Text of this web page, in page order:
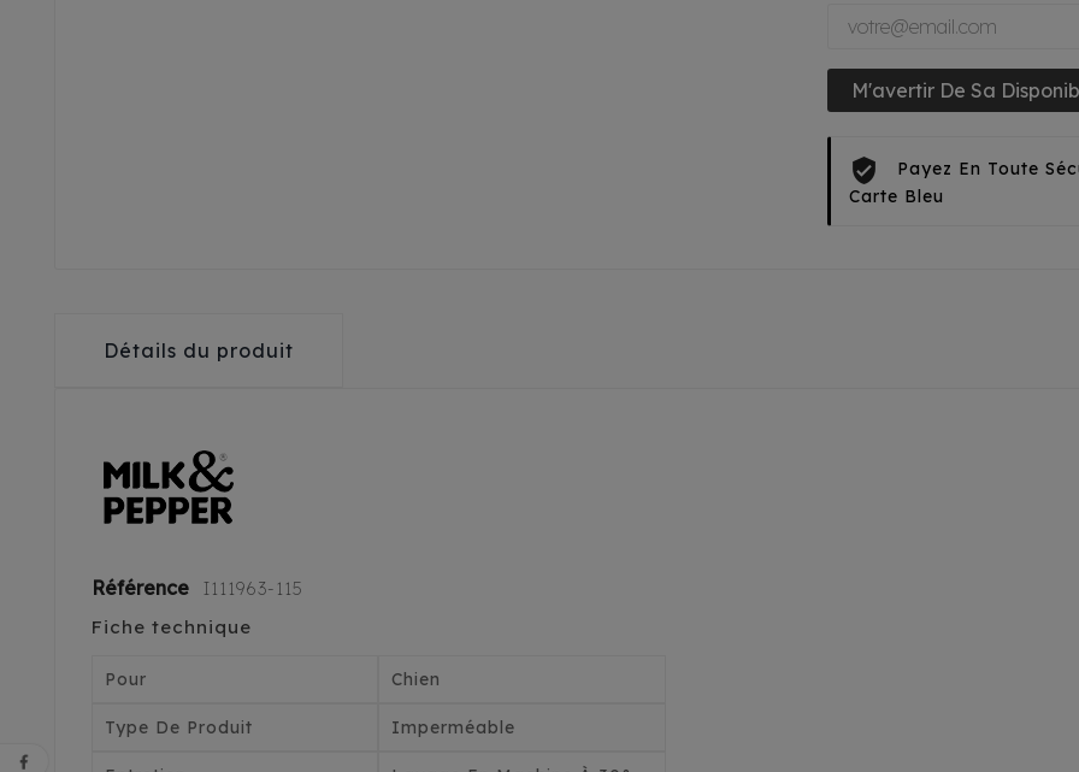
M'avertir De Sa
Payez En Toute
Carte Bleu
Détails du produit
Référence I111963-115
Fiche technique
Pour Chien
Type De Produit Imperméable